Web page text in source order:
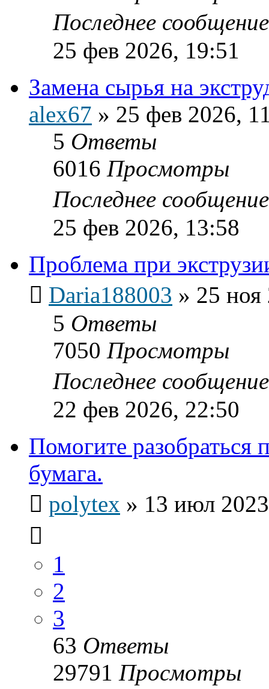
Последнее
25 фев 2026, 19:51
Замена сырья на
alex67 » 25 фев 2026,
5 Ответы
6016 Просмотры
Последнее
25 фев 2026, 13:58
Проблема при
Daria188003 » 25 ноя
5 Ответы
7050 Просмотры
Последнее
22 фев 2026, 22:50
Помогите разобраться
бумага.
polytex » 13 июл
1
2
3
63 Ответы
29791 Просмотры